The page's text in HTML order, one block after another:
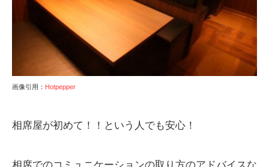
画像引用： Hotpepper
相席屋が初めて！！という人でも安心！